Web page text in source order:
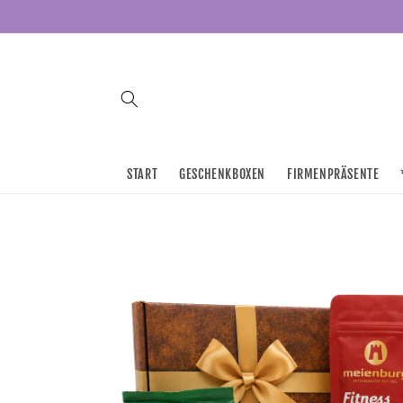
Inhalt
START GESCHENKBOXEN FIRMENPRÄSENTE